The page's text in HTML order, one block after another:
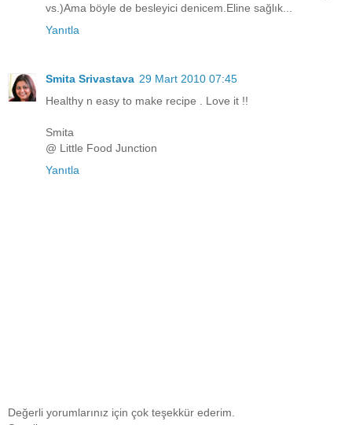
vs.)Ama böyle de besleyici denicem.Eline sağlık...
Yanıtla
Smita Srivastava 29 Mart 2010 07:45
Healthy n easy to make recipe . Love it !!
Smita
@ Little Food Junction
Yanıtla
Değerli yorumlarınız için çok teşekkür ederim.